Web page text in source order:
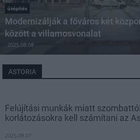
útépítés
Modernizálják a főváros két
között a villamosvonalat
2025.08.08
ASTORIA
Felújítási munkák miatt
korlátozásokra kell számítani az
2025.08.07